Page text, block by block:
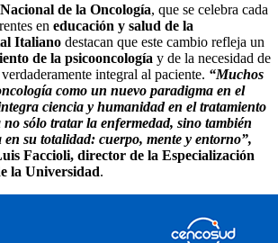
de la Oncología, que se celebra cada
en educación y salud de la
Italiano destacan que este cambio refleja un
de la psicooncología y de la necesidad de
integral al paciente. “Muchos
como un nuevo paradigma en el
ciencia y humanidad en el tratamiento
no sólo tratar la enfermedad, sino también
en su totalidad: cuerpo, mente y entorno”,
Faccioli, director de la Especialización
la Universidad.